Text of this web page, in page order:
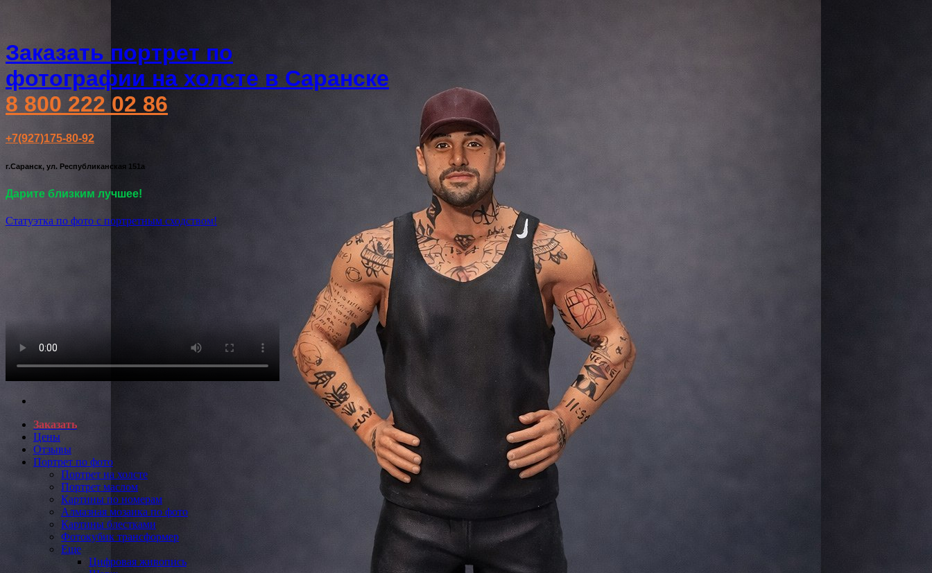
Заказать портрет по
фотографии на холсте в Саранске
8 800 222 02 86
+7(927)175-80-92
г.Саранск, ул. Республиканская 151а
Дарите близким лучшее!
Статуэтка по фото с портретным сходством!
Заказать
Цены
Отзывы
Портрет по фото
Портрет на холсте
Портрет маслом
Картины по номерам
Алмазная мозаика по фото
Картины блестками
Фотокубик трансформер
Еще
Цифровая живопись